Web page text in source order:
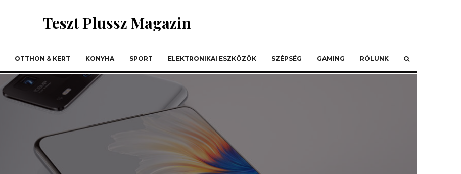
Teszt Plussz Magazin
OTTHON & KERT KONYHA SPORT ELEKTRONIKAI ESZKÖZÖK SZÉPSÉG GAMING RÓLUNK